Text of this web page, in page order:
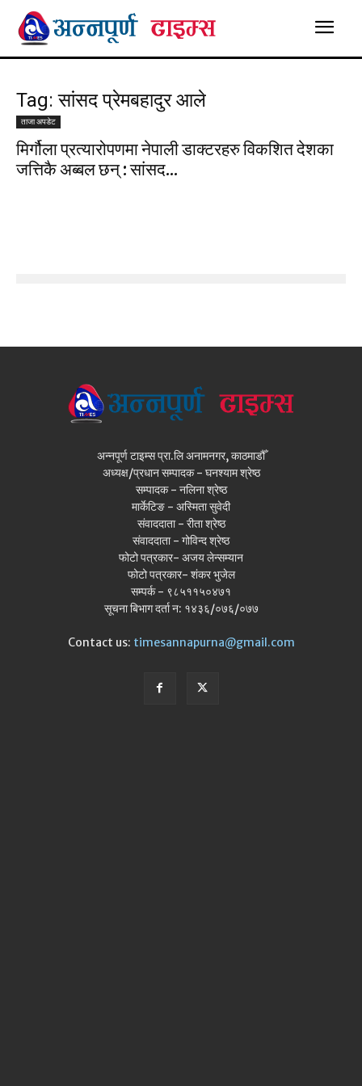
Tag: सांसद प्रेमबहादुर आले
ताजा अपडेट
मिर्गौला प्रत्यारोपणमा नेपाली डाक्टरहरु विकशित देशका
जत्तिकै अब्बल छन् : सांसद...
अन्नपूर्ण टाइम्स प्रा.लि अनामनगर, काठमाडौँ
अध्यक्ष/प्रधान सम्पादक - घनश्याम श्रेष्ठ
सम्पादक - नलिना श्रेष्ठ
मार्केटिङ - अस्मिता सुवेदी
संवाददाता - रीता श्रेष्ठ
संवाददाता - गोविन्द श्रेष्ठ
फोटो पत्रकार- अजय लेन्सम्यान
फोटो पत्रकार- शंकर भुजेल
सम्पर्क - ९८५११५०४७१
सूचना बिभाग दर्ता न: १४३६/०७६/०७७
Contact us: timesannapurna@gmail.com